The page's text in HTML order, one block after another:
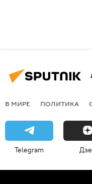
В МИРЕ ПОЛИТИКА
Telegram